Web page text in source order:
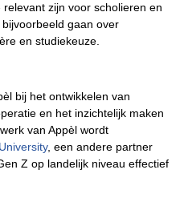
zijn voor scholieren en
gaan over
en studiekeuze.
bij het ontwikkelen van
en het inzichtelijk maken
van Appèl wordt
, een andere partner
Z op landelijk niveau effectief